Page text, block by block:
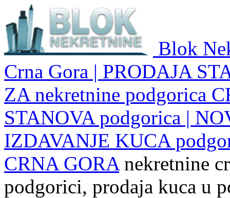
Blok
Crna Gora | PRODAJA
ZA nekretnine podgorica
STANOVA podgorica |
IZDAVANJE KUCA
CRNA GORA nekretnine
podgorici, prodaja kuca u